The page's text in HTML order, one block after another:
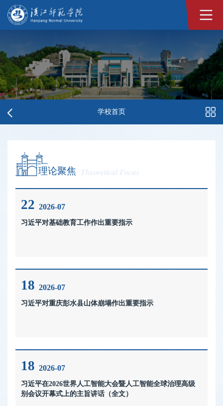
学校首页
理论聚焦 Theoretical Focus
22 2026-07
习近平对基础教育工作作出重要指示
18 2026-07
习近平对重庆彭水县山体崩塌作出重要指示
18 2026-07
习近平在2026世界人工智能大会暨人工智能全球治理高级
别会议开幕式上的主旨讲话（全文）